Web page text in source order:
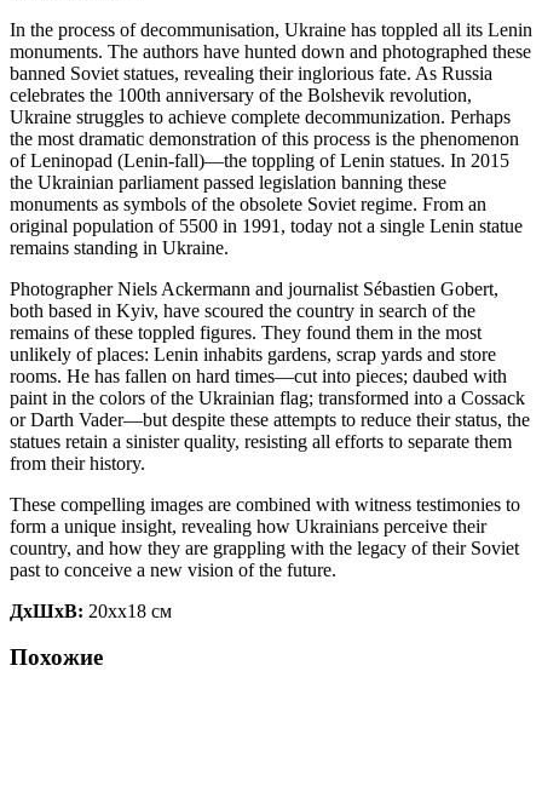
In the process of decommunisation, Ukraine has toppled all its Lenin
monuments. The authors have hunted down and photographed these
banned Soviet statues, revealing their inglorious fate. As Russia
celebrates the 100th anniversary of the Bolshevik revolution,
Ukraine struggles to achieve complete decommunization. Perhaps
the most dramatic demonstration of this process is the phenomenon
of Leninopad (Lenin-fall)—the toppling of Lenin statues. In 2015
the Ukrainian parliament passed legislation banning these
monuments as symbols of the obsolete Soviet regime. From an
original population of 5500 in 1991, today not a single Lenin statue
remains standing in Ukraine.
Photographer Niels Ackermann and journalist Sébastien Gobert,
both based in Kyiv, have scoured the country in search of the
remains of these toppled figures. They found them in the most
unlikely of places: Lenin inhabits gardens, scrap yards and store
rooms. He has fallen on hard times—cut into pieces; daubed with
paint in the colors of the Ukrainian flag; transformed into a Cossack
or Darth Vader—but despite these attempts to reduce their status, the
statues retain a sinister quality, resisting all efforts to separate them
from their history.
These compelling images are combined with witness testimonies to
form a unique insight, revealing how Ukrainians perceive their
country, and how they are grappling with the legacy of their Soviet
past to conceive a new vision of the future.
ДxШxВ: 20xx18 см
Похожие